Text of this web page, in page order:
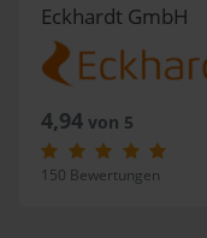
Eckhardt GmbH
4,94von 5
150 Bewertungen